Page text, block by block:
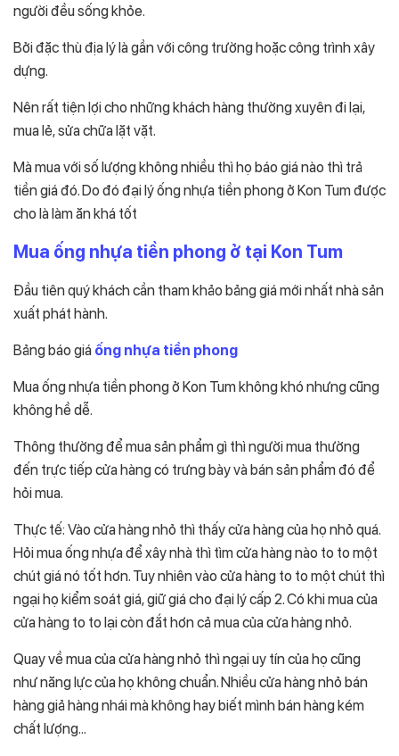
người đều sống khỏe.
Bởi đặc thù địa lý là gần với công trường hoặc công trình xây
dựng.
Nên rất tiện lợi cho những khách hàng thường xuyên đi lại,
mua lẻ, sửa chữa lặt vặt.
Mà mua với số lượng không nhiều thì họ báo giá nào thì trả
tiền giá đó. Do đó đại lý ống nhựa tiền phong ở Kon Tum được
cho là làm ăn khá tốt
Mua ống nhựa tiền phong ở tại Kon Tum
Đầu tiên quý khách cần tham khảo bảng giá mới nhất nhà sản
xuất phát hành.
Bảng báo giá ống nhựa tiền phong
Mua ống nhựa tiền phong ở Kon Tum không khó nhưng cũng
không hề dễ.
Thông thường để mua sản phẩm gì thì người mua thường
đến trực tiếp cửa hàng có trưng bày và bán sản phẩm đó để
hỏi mua.
Thực tế: Vào cửa hàng nhỏ thì thấy cửa hàng của họ nhỏ quá.
Hỏi mua ống nhựa để xây nhà thì tìm cửa hàng nào to to một
chút giá nó tốt hơn. Tuy nhiên vào cửa hàng to to một chút thì
ngại họ kiểm soát giá, giữ giá cho đại lý cấp 2. Có khi mua của
cửa hàng to to lại còn đắt hơn cả mua của cửa hàng nhỏ.
Quay về mua của cửa hàng nhỏ thì ngại uy tín của họ cũng
như năng lực của họ không chuẩn. Nhiều cửa hàng nhỏ bán
hàng giả hàng nhái mà không hay biết mình bán hàng kém
chất lượng…